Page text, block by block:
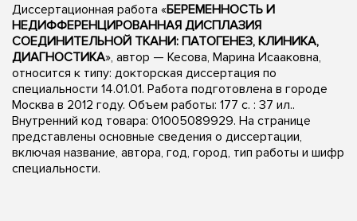
Диссертационная работа «БЕРЕМЕННОСТЬ И
НЕДИФФЕРЕНЦИРОВАННАЯ ДИСПЛАЗИЯ
СОЕДИНИТЕЛЬНОЙ ТКАНИ: ПАТОГЕНЕЗ, КЛИНИКА,
ДИАГНОСТИКА», автор — Кесова, Марина Исааковна,
относится к типу: докторская диссертация по
специальности 14.01.01. Работа подготовлена в городе
Москва в 2012 году. Объем работы: 177 с. : 37 ил..
Внутренний код товара: 01005089929. На странице
представлены основные сведения о диссертации,
включая название, автора, год, город, тип работы и шифр
специальности.